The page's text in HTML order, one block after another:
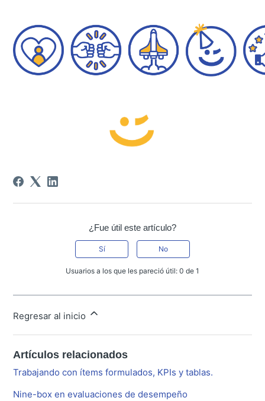
¿Fue útil este artículo?
Sí No
Usuarios a los que les pareció útil: 0 de 1
Regresar al inicio
Artículos relacionados
Trabajando con ítems formulados, KPIs y tablas.
Nine-box en evaluaciones de desempeño